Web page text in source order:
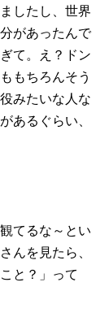
したし、世界
があったんで
て。え？ドン
もちろんそう
みたいな人な
あるぐらい、
てるな～とい
んを見たら、
と？」って